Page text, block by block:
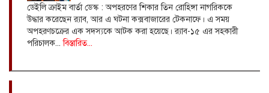
ডেইলি ক্রাইম বার্তা ডেস্ক : অপহরণের শিকার তিন রোহিঙ্গা নাগরিককে
উদ্ধার করেছেন র‌্যাব, আর এ ঘটনা কক্সবাজারের টেকনাফে। এ সময়
অপহরণচক্রের এক সদস্যকে আটক করা হয়েছে। র‌্যাব-১৫ এর সহকারী
পরিচালক...বিস্তারিত...